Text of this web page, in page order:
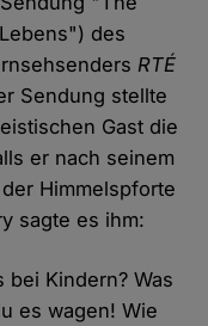
des
RTÉ
Sendung stellte
Gast die
er nach seinem
Himmelspforte
sagte es ihm:
Kindern? Was
es wagen! Wie